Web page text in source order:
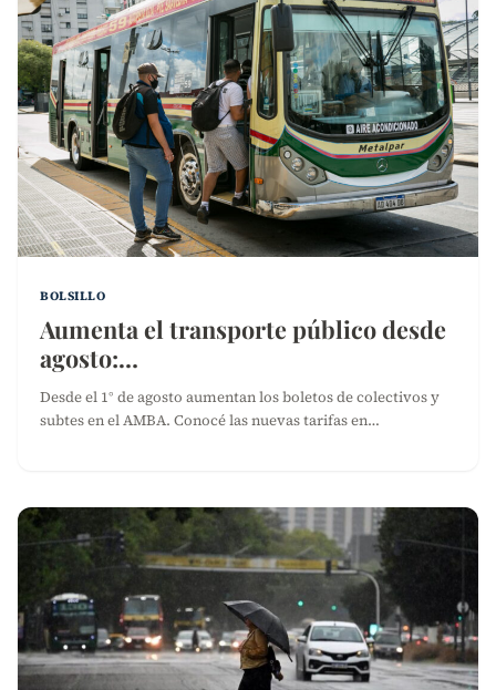
BOLSILLO
Aumenta el transporte público desde
agosto:…
Desde el 1° de agosto aumentan los boletos de colectivos y
subtes en el AMBA. Conocé las nuevas tarifas en…